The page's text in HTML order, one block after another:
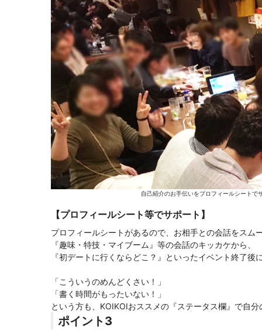
自己紹介のお手伝いをプロフィールシートで
【プロフィールシート等でサポート】
プロフィールシートがあるので、お相手との会話をスム
『趣味・特技・マイブーム』等の会話のキッカケから、
『初デートに行くならどこ？』といったイベント終了
「こういうのめんどくさい！」
「書く時間がもったいない！」
という方も、KOIKOIおススメの『ステータス欄』で自
ポイント3